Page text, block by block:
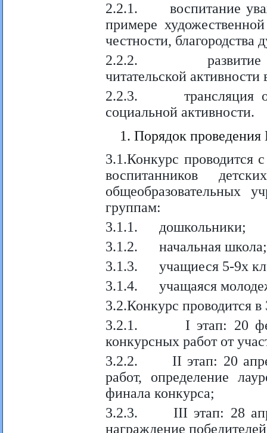
2.2.1. воспитание
примере
честности, благородства
2.2.2. развитие
читательской
2.2.3. трансляция
социальной активности.
Порядок проведения
3.1.Конкурс проводится
воспитанников
общеобразовательных
группам:
3.1.1. дошкольники;
3.1.2. начальная школа;
3.1.3. учащиеся 5-9х
3.1.4. учащаяся
3.2.Конкурс проводится в
3.2.1. I этап: 20
конкурсных работ от
3.2.2. II этап: 20
работ, определение
финала конкурса;
3.2.3. III этап: 28
награждение